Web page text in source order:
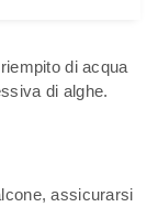
di acqua
di alghe.
assicurarsi